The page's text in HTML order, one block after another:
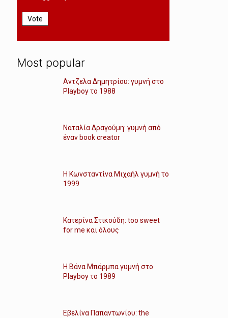
Vote
Most popular
Αντζελα Δημητρίου: γυμνή στο
Playboy το 1988
Ναταλία Δραγούμη: γυμνή από
έναν book creator
Η Κωνσταντίνα Μιχαήλ γυμνή το
1999
Κατερίνα Στικούδη: too sweet
for me και όλους
Η Βάνα Μπάρμπα γυμνή στο
Playboy το 1989
Εβελίνα Παπαντωνίου: the